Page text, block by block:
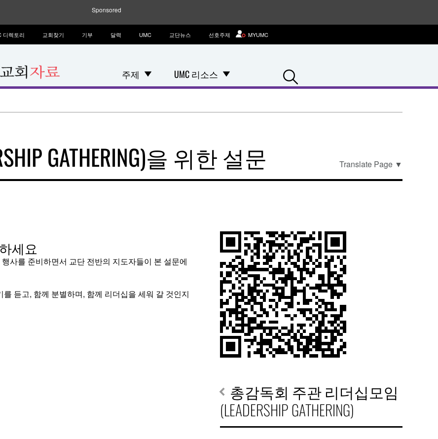
Sponsored
주제 UMC 리소스
디렉토리 교회찾기 기부 달력 UMC 교단뉴스 선호주제 MYUMC
Search
GATHERING)을 위한 설문 Translate Page ▼
세요
사를 준비하면서 교단 전반의 지도자들이 본 설문에
듣고, 함께 분별하며, 함께 리더십을 세워 갈 것인지
총감독회 주관 리더십모임
(LEADERSHIP GATHERING)